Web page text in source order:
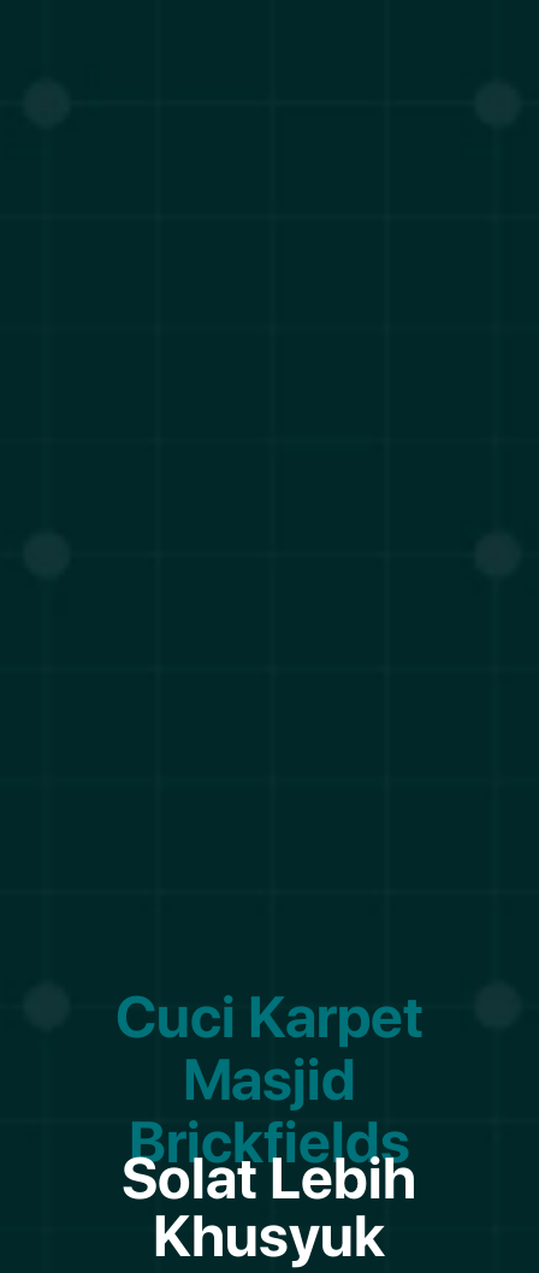
Cuci Karpet
Masjid
Brickfields
Solat Lebih
Khusyuk